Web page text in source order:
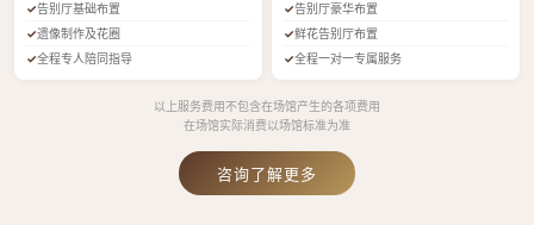
告别厅基础布置
遗像制作及花圈
全程专人陪同指导
告别厅豪华布置
鲜花告别厅布置
全程一对一专属服务
以上服务费用不包含在场馆产生的各项费用
在场馆实际消费以场馆标准为准
咨询了解更多